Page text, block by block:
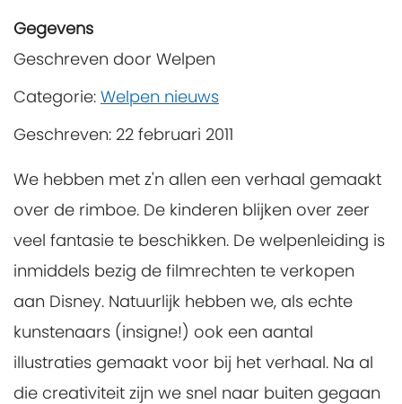
Gegevens
Geschreven door Welpen
Categorie: Welpen nieuws
Geschreven: 22 februari 2011
We hebben met z'n allen een verhaal gemaakt
over de rimboe. De kinderen blijken over zeer
veel fantasie te beschikken. De welpenleiding is
inmiddels bezig de filmrechten te verkopen
aan Disney. Natuurlijk hebben we, als echte
kunstenaars (insigne!) ook een aantal
illustraties gemaakt voor bij het verhaal. Na al
die creativiteit zijn we snel naar buiten gegaan